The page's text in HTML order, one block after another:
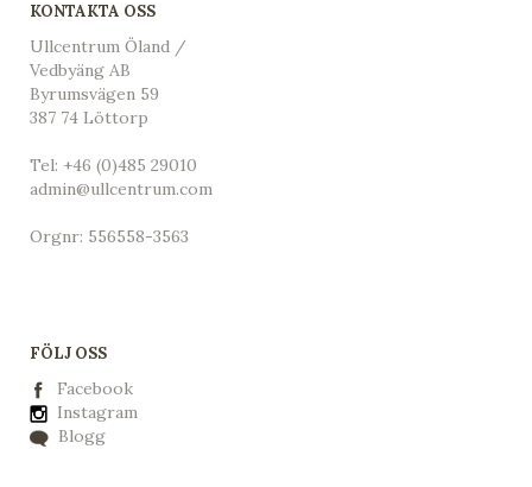
KONTAKTA OSS
Ullcentrum Öland /
Vedbyäng AB
Byrumsvägen 59
387 74 Löttorp
Tel: +46 (0)485 29010
admin@ullcentrum.com
Orgnr: 556558-3563
FÖLJ OSS
Facebook
Instagram
Blogg